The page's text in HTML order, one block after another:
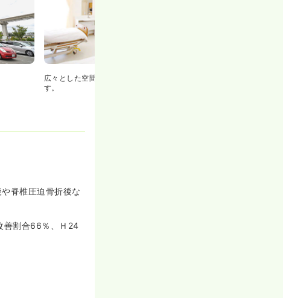
年は11月に、
と十分な配置が
広々とした空間があるので、仕事がしやすい環境で
す。
脊椎圧迫骨折後な
善割合66％、Ｈ24